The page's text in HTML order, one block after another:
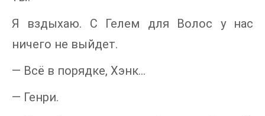
Я вздыхаю. С Гелем для Волос у нас
ничего не выйдет.
— Всё в порядке, Хэнк…
— Генри.